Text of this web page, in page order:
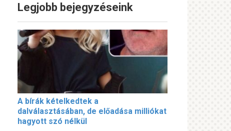
Legjobb bejegyzéseink
A bírák kételkedtek a
dalválasztásában, de előadása milliókat
hagyott szó nélkül